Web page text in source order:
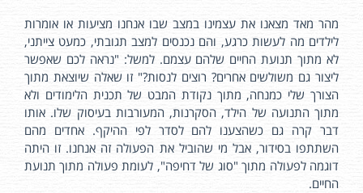
מהר מאד מצאנו את עצמינו במצב שבו אנחנו מציעות או אומרות
לילדים מה לעשות כרגע, והם נכנסים למצב תגובתי, כמעט צייתני,
לא מתוך תנועת החיים שלהם עצמם. למשל: "נראה לכם שאפשר
ליצור גם משולשים אחרים? רוצים לנסות?" זו שאלה שיוצאת מתוך
הצורך שלי כמנחה, מתוך נקודת המבט של תכנית הלימודים ולא
מתוך התנועה של הילד, הסקרנות, המעורבות בעיסוק שלו. אותו
דבר קרה גם כשהצענו להם לסדר לפי ההיקף. אחדים מהם
השתתפו בסידור, אבל מי שהוביל את הפעולה זה אנחנו. זו היתה
דוגמה לפעולה מתוך "סוג של דחיפה", לעומת פעולה מתוך תנועת
החיים.